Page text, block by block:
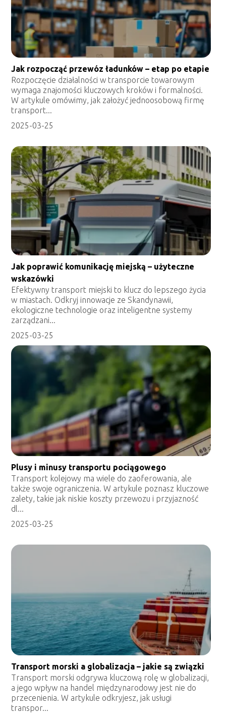
Jak rozpocząć przewóz ładunków – etap po etapie
Rozpoczęcie działalności w transporcie towarowym
wymaga znajomości kluczowych kroków i formalności.
W artykule omówimy, jak założyć jednoosobową firmę
transport...
2025-03-25
Jak poprawić komunikację miejską – użyteczne
wskazówki
Efektywny transport miejski to klucz do lepszego życia
w miastach. Odkryj innowacje ze Skandynawii,
ekologiczne technologie oraz inteligentne systemy
zarządzani...
2025-03-25
Plusy i minusy transportu pociągowego
Transport kolejowy ma wiele do zaoferowania, ale
także swoje ograniczenia. W artykule poznasz kluczowe
zalety, takie jak niskie koszty przewozu i przyjazność
dl...
2025-03-25
Transport morski a globalizacja – jakie są związki
Transport morski odgrywa kluczową rolę w globalizacji,
a jego wpływ na handel międzynarodowy jest nie do
przecenienia. W artykule odkryjesz, jak usługi
transpor...